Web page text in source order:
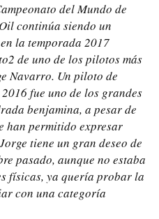
del Mundo de
continúa siendo un
la temporada 2017
de uno de los pilotos más
Navarro. Un piloto de
fue uno de los grandes
benjamina, a pesar de
han permitido expresar
tiene un gran deseo de
pasado, aunque no estaba
físicas, ya quería probar la
con una categoría